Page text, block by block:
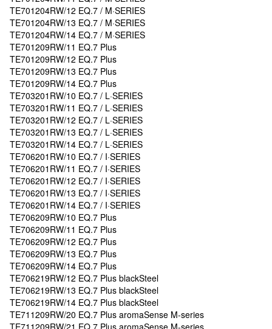
TE701204RW/12 EQ.7 / M·SERIES
TE701204RW/13 EQ.7 / M·SERIES
TE701204RW/14 EQ.7 / M·SERIES
TE701209RW/11 EQ.7 Plus
TE701209RW/12 EQ.7 Plus
TE701209RW/13 EQ.7 Plus
TE701209RW/14 EQ.7 Plus
TE703201RW/10 EQ.7 / L·SERIES
TE703201RW/11 EQ.7 / L·SERIES
TE703201RW/12 EQ.7 / L·SERIES
TE703201RW/13 EQ.7 / L·SERIES
TE703201RW/14 EQ.7 / L·SERIES
TE706201RW/10 EQ.7 / I·SERIES
TE706201RW/11 EQ.7 / I·SERIES
TE706201RW/12 EQ.7 / I·SERIES
TE706201RW/13 EQ.7 / I·SERIES
TE706201RW/14 EQ.7 / I·SERIES
TE706209RW/10 EQ.7 Plus
TE706209RW/11 EQ.7 Plus
TE706209RW/12 EQ.7 Plus
TE706209RW/13 EQ.7 Plus
TE706209RW/14 EQ.7 Plus
TE706219RW/12 EQ.7 Plus blackSteel
TE706219RW/13 EQ.7 Plus blackSteel
TE706219RW/14 EQ.7 Plus blackSteel
TE711209RW/20 EQ.7 Plus aromaSense M-series
TE711209RW/21 EQ.7 Plus aromaSense M-series